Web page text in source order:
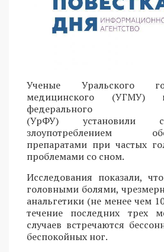
Ученые Уральского
медицинского (УГМУ)
федерального
(УрФУ) установили
злоупотреблением
препаратами при частых
проблемами со сном.
Исследования показали,
головными болями,
анальгетики (не менее чем
течение последних трех
случаев встречаются
беспокойных ног.